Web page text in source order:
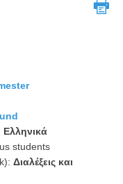
Ελληνικά
students
Διαλέξεις και